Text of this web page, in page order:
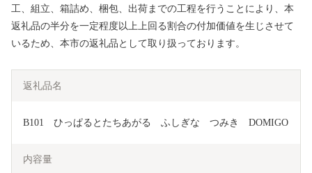
工、組立、箱詰め、梱包、出荷までの工程を行うことにより、本
返礼品の半分を一定程度以上上回る割合の付加価値を生じさせて
いるため、本市の返礼品として取り扱っております。
返礼品名
B101　ひっぱるとたちあがる　ふしぎな　つみき　DOMIGO
内容量